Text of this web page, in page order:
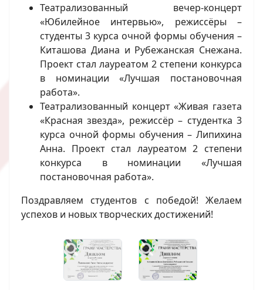
Театрализованный вечер-концерт
«Юбилейное интервью», режиссёры –
студенты 3 курса очной формы обучения –
Киташова Диана и Рубежанская Снежана.
Проект стал лауреатом 2 степени конкурса
в номинации «Лучшая постановочная
работа».
Театрализованный концерт «Живая газета
«Красная звезда», режиссёр – студентка 3
курса очной формы обучения – Липихина
Анна. Проект стал лауреатом 2 степени
конкурса в номинации «Лучшая
постановочная работа».
Поздравляем студентов с победой! Желаем
успехов и новых творческих достижений!